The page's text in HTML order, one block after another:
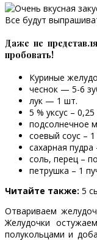
Даже не
пробовать!
Куриные
чеснок — 5-6
лук — 1 шт.
5 % уксус –
подсолнечное
соевый соус – 1
сахарная пудра
соль, перец –
петрушка – 1
Читайте также: 5
Отвариваем
Желудочки
полукольцами и